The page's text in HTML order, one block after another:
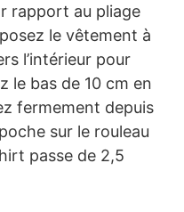
rapport au pliage
le vêtement à
l’intérieur pour
le bas de 10 cm en
fermement depuis
sur le rouleau
passe de 2,5